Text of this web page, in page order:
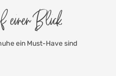
einen Blick
ein Must-Have sind